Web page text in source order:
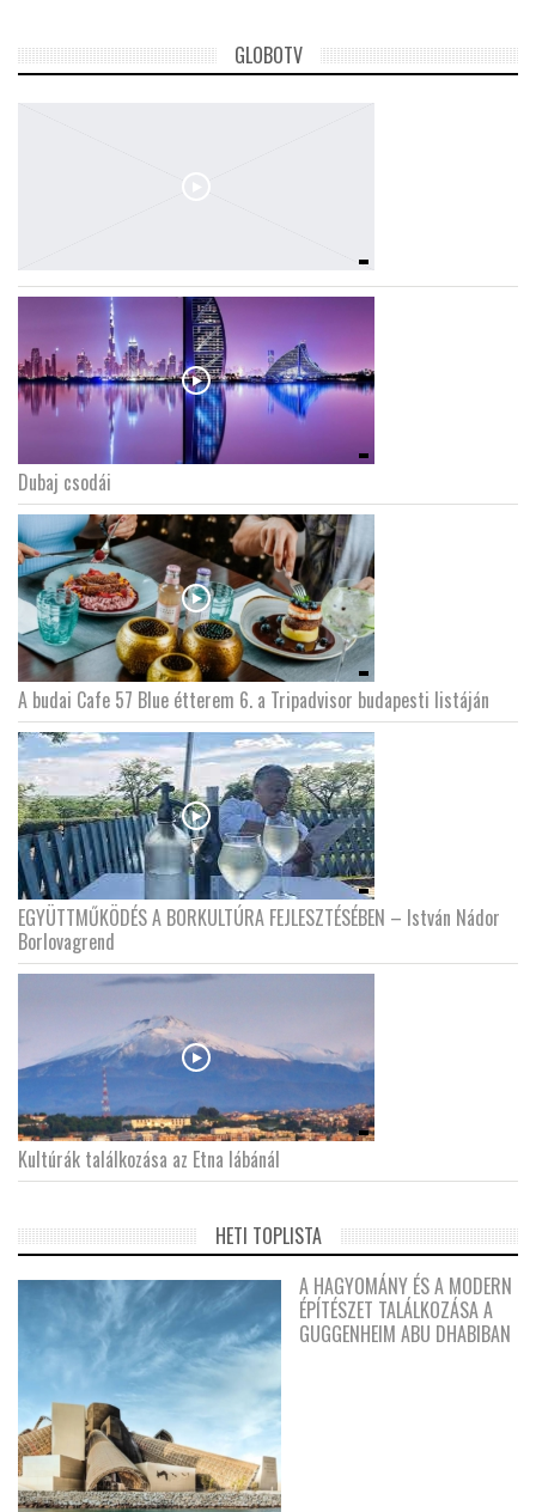
GLOBOTV
Dubaj csodái
A budai Cafe 57 Blue étterem 6. a Tripadvisor budapesti listáján
EGYÜTTMŰKÖDÉS A BORKULTÚRA FEJLESZTÉSÉBEN – István Nádor
Borlovagrend
Kultúrák találkozása az Etna lábánál
HETI TOPLISTA
A HAGYOMÁNY ÉS A MODERN
ÉPÍTÉSZET TALÁLKOZÁSA A
GUGGENHEIM ABU DHABIBAN